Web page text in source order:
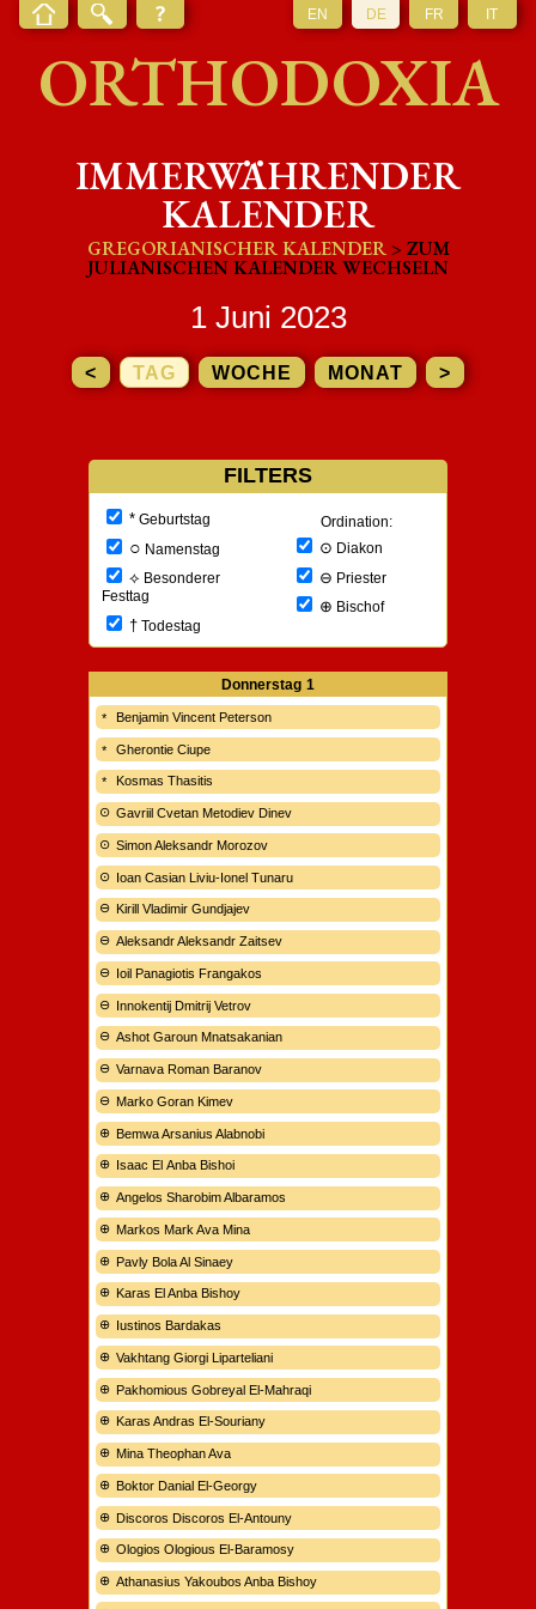
EN DE FR IT
ORTHODOXIA
IMMERWÄHRENDER
KALENDER
GREGORIANISCHER KALENDER > ZUM
JULIANISCHEN KALENDER WECHSELN
1 Juni 2023
< TAG WOCHE MONAT >
FILTERS
*Geburtstag
○ Namenstag
⟡ Besonderer
Festtag
†Todestag
Ordination:
⊙ Diakon
⊖ Priester
⊕ Bischof
Donnerstag 1
Benjamin Vincent Peterson
Gherontie Ciupe
Kosmas Thasitis
Gavriil Cvetan Metodiev Dinev
Simon Aleksandr Morozov
Ioan Casian Liviu-Ionel Tunaru
Kirill Vladimir Gundjajev
Aleksandr Aleksandr Zaitsev
Ioil Panagiotis Frangakos
Innokentij Dmitrij Vetrov
Ashot Garoun Mnatsakanian
Varnava Roman Baranov
Marko Goran Kimev
Bemwa Arsanius Alabnobi
Isaac El Anba Bishoi
Angelos Sharobim Albaramos
Markos Mark Ava Mina
Pavly Bola Al Sinaey
Karas El Anba Bishoy
Iustinos Bardakas
Vakhtang Giorgi Liparteliani
Pakhomious Gobreyal El-Mahraqi
Karas Andras El-Souriany
Mina Theophan Ava
Boktor Danial El-Georgy
Discoros Discoros El-Antouny
Ologios Ologious El-Baramosy
Athanasius Yakoubos Anba Bishoy